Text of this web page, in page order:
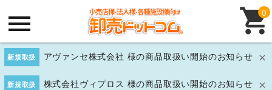
新規取扱 アヴァンセ株式会社 様の商品取扱い開始のお知らせ
新規取扱 株式会社ヴィプロス 様の商品取扱い開始のお知らせ
0